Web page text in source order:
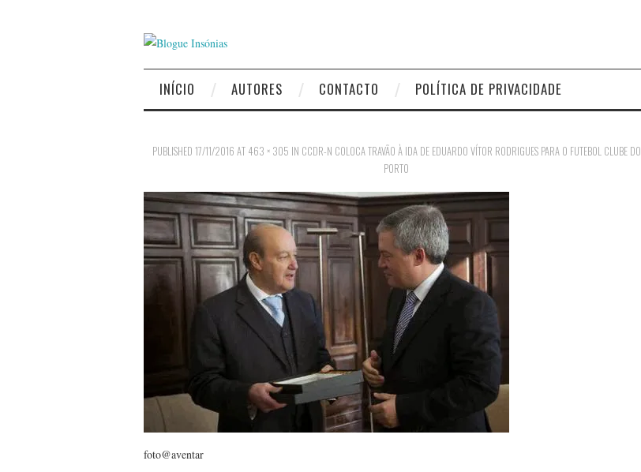
INÍCIO AUTORES CONTACTO POLÍTICA DE PRIVACIDADE
PUBLISHED 17/11/2016 AT 463 × 305 IN CCDR-N COLOCA TRAVÃO À IDA DE EDUARDO VÍTOR RODRIGUES PARA O FUTEBOL CLUBE DO
PORTO
foto@aventar